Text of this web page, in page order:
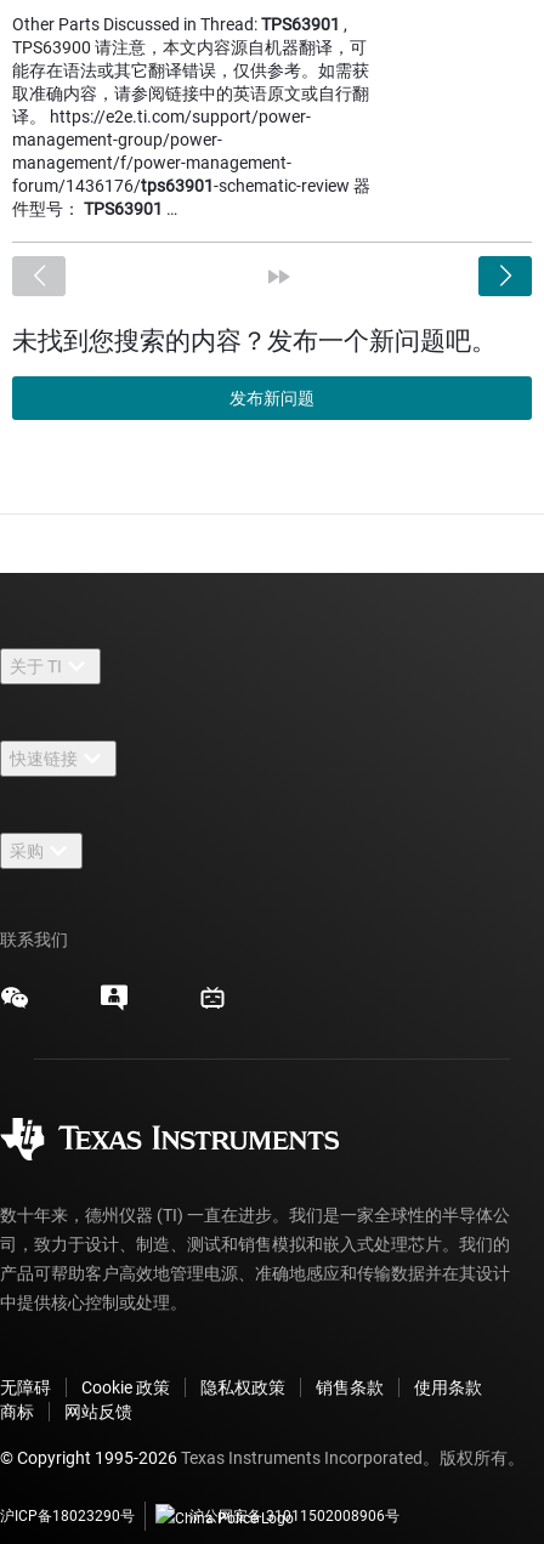
Other Parts Discussed in Thread:TPS63901 ,
TPS63900 请注意，本文内容源自机器翻译，可
能存在语法或其它翻译错误，仅供参考。如需获
取准确内容，请参阅链接中的英语原文或自行翻
译。 https://e2e.ti.com/support/power-
management-group/power-
management/f/power-management-
forum/1436176/tps63901-schematic-review 器
件型号： TPS63901 …
未找到您搜索的内容？发布一个新问题吧。
发布新问题
关于 TI
招贤纳士
新闻中心
活动
投资者关系
快速链接
TI E2E™ 设计支持论坛
myTI 帐户常见问题解答
采购
发货、付款和税费
联系我们
数十年来，德州仪器 (TI) 一直在进步。我们是一家全球性的半导体公
司，致力于设计、制造、测试和销售模拟和嵌入式处理芯片。我们的
产品可帮助客户高效地管理电源、准确地感应和传输数据并在其设计
中提供核心控制或处理。
无障碍 Cookie 政策 隐私权政策 销售条款
使用条款
商标
网站反馈
© Copyright 1995-2026Texas Instruments Incorporated。版权所有。
沪ICP备18023290号 沪公网安备 31011502008906号